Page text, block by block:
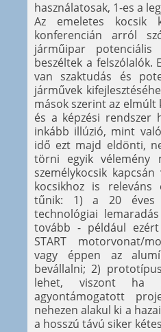
használatosak, 1-es a
Az emeletes kocsik
konferencián arról
járműipar potenciális
beszéltek a felszólalók.
van szaktudás és
járművek
mások szerint az elmúlt
és a képzési rendszer
inkább illúzió, mint
idő ezt majd eldönti,
törni egyik vélemény
személykocsik
kocsikhoz is releváns
tűnik: 1) a 20 éves
technológiai
tovább - például
START motorvonat/
vagy éppen az
bevállalni; 2)
lehet, viszont ha
agyontámogatott
nehezen alakul ki a
a hosszú távú siker